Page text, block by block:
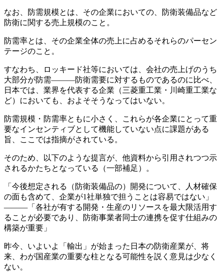
なお、防需規模とは、その企業においての、防衛装備品など
防衛に関する売上規模のこと。
防需率とは、その企業全体の売上に占めるそれらのパーセン
テージのこと。
すなわち、ロッキード社等においては、会社の売上げのうち
大部分が防需―――防衛需要に対するものであるのに比べ、
日本では、業界を代表する企業（三菱重工業・川崎重工業な
ど）においても、およそそうなってはいない。
防需規模・防需率ともに小さく、これらが各企業にとって重
要なインセンティブとして機能していない点に課題がある
旨、ここでは指摘がされている。
そのため、以下のような提言が、他資料から引用されつつ示
されるかたちとなっている（一部補足）。
「今後想定される（防衛装備品の）開発について、人材確保
の面も含めて、企業が1社単独で担うことは容易ではない」
―――「各社が有する開発・生産のリソースを最大限活用す
ることが必要であり、防衛事業者同士の連携を促す仕組みの
構築が重要」
昨今、いよいよ「輸出」が始まった日本の防衛産業が、将
来、わが国産業の重要な柱となる可能性を説く意見は少なく
ない。